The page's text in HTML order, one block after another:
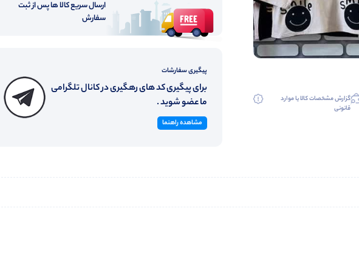
گزارش مشخصات کالا یا موارد
قانونی
ارسال سریع کالا ها پس از ثبت
سفارش
پیگیری سفارشات
برای پیگیری کد های رهگیری در کانال تلگرامی
ما عضو شوید .
مشاهده راهنما